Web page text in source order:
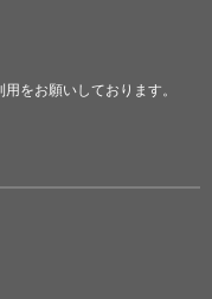
をお願いしております。